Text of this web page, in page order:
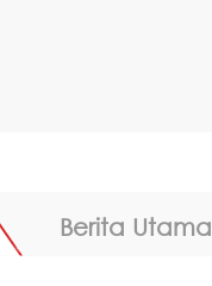
Berita Utama